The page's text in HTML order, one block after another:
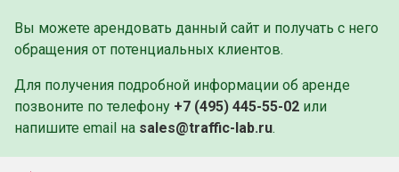
Вы можете арендовать данный сайт и получать с него
обращения от потенциальных клиентов.
Для получения подробной информации об аренде
позвоните по телефону +7 (495) 445-55-02 или
напишите email на sales@traffic-lab.ru.